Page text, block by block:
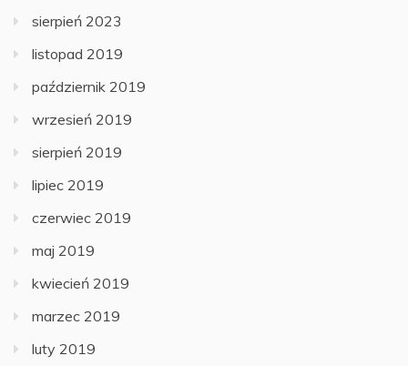
sierpień 2023
listopad 2019
październik 2019
wrzesień 2019
sierpień 2019
lipiec 2019
czerwiec 2019
maj 2019
kwiecień 2019
marzec 2019
luty 2019